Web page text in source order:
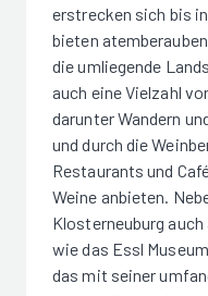
erstrecken sich bis
bieten
die umliegende
auch eine Vielzahl
darunter Wandern
und durch die
Restaurants und
Weine anbieten.
Klosterneuburg
wie das Essl
das mit seiner